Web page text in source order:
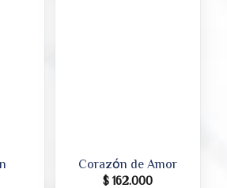
Corazón de Amor
$162.000